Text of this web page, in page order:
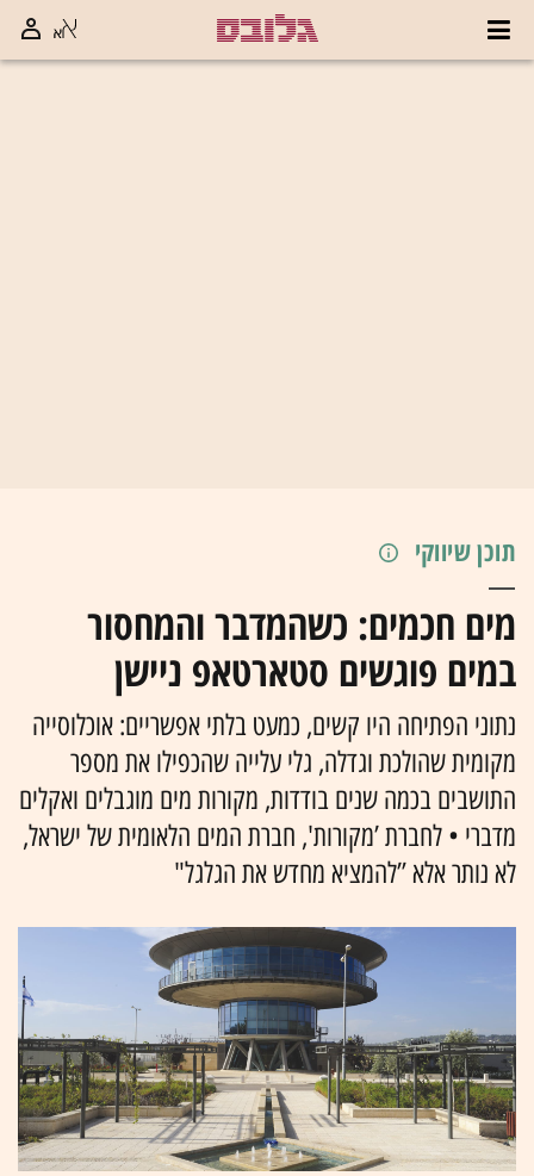
תוכן שיווקי
מים חכמים: כשהמדבר והמחסור
במים פוגשים סטארטאפ ניישן
נתוני הפתיחה היו קשים, כמעט בלתי אפשריים: אוכלוסייה
מקומית שהולכת וגדלה, גלי עלייה שהכפילו את מספר
התושבים בכמה שנים בודדות, מקורות מים מוגבלים ואקלים
מדברי • לחברת ’מקורות', חברת המים הלאומית של ישראל,
לא נותר אלא ”להמציא מחדש את הגלגל"